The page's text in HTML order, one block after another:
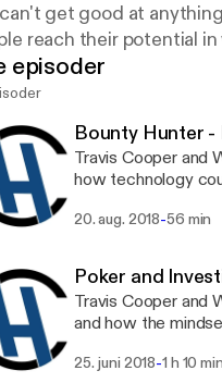
can't get good at
reach their potential
episoder
Bounty Hunter -
Travis Cooper and
how technology
20. aug. 2018-56 min
Poker and
Travis Cooper and
and how the
25. juni 2018-1 h 10 min